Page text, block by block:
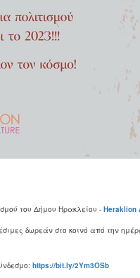
του Δήμου Ηρακλείου - Heraklion
δωρεάν στο κοινό από την
https://bit.ly/2Ym3OSb